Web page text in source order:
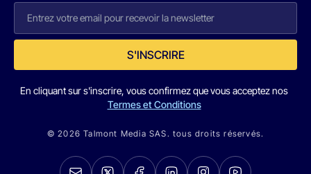
S'INSCRIRE
En cliquant sur s'inscrire, vous confirmez que vous acceptez nos
Termes et Conditions
© 2026 Talmont Media SAS. tous droits réservés.